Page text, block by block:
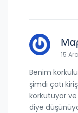
15
Benim
şimdi çatı
korkutuyor
diye